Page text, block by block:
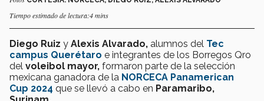
Tiempo estimado de lectura:4 mins
Diego Ruiz y Alexis Alvarado, alumnos del Tec
campus Querétaro e integrantes de los Borregos Qro
del voleibol mayor, formaron parte de la selección
mexicana ganadora de la NORCECA Panamerican
Cup 2024 que se llevó a cabo en Paramaribo,